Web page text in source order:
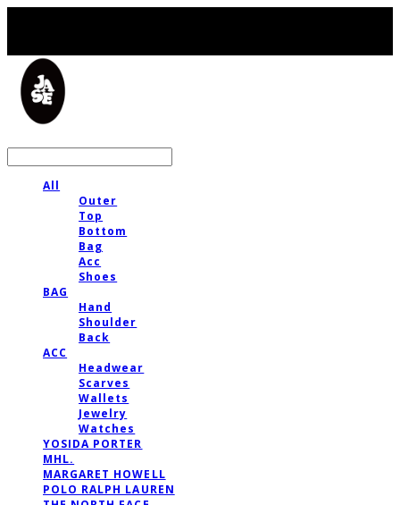
All
Outer
Top
Bottom
Bag
Acc
Shoes
BAG
Hand
Shoulder
Back
ACC
Headwear
Scarves
Wallets
Jewelry
Watches
YOSIDA PORTER
MHL.
MARGARET HOWELL
POLO RALPH LAUREN